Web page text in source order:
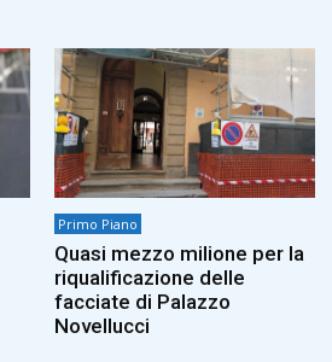
Primo Piano
Quasi mezzo milione per la
riqualificazione delle
facciate di Palazzo
Novellucci